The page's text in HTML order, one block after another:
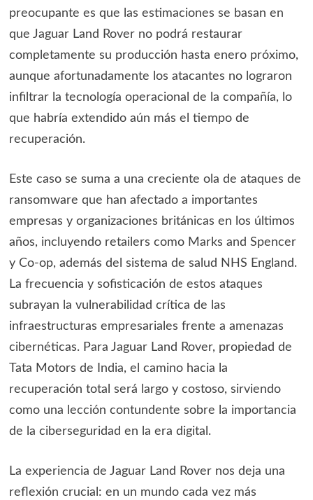
preocupante es que las estimaciones se basan en
que Jaguar Land Rover no podrá restaurar
completamente su producción hasta enero próximo,
aunque afortunadamente los atacantes no lograron
infiltrar la tecnología operacional de la compañía, lo
que habría extendido aún más el tiempo de
recuperación.
Este caso se suma a una creciente ola de ataques de
ransomware que han afectado a importantes
empresas y organizaciones británicas en los últimos
años, incluyendo retailers como Marks and Spencer
y Co-op, además del sistema de salud NHS England.
La frecuencia y sofisticación de estos ataques
subrayan la vulnerabilidad crítica de las
infraestructuras empresariales frente a amenazas
cibernéticas. Para Jaguar Land Rover, propiedad de
Tata Motors de India, el camino hacia la
recuperación total será largo y costoso, sirviendo
como una lección contundente sobre la importancia
de la ciberseguridad en la era digital.
La experiencia de Jaguar Land Rover nos deja una
reflexión crucial: en un mundo cada vez más